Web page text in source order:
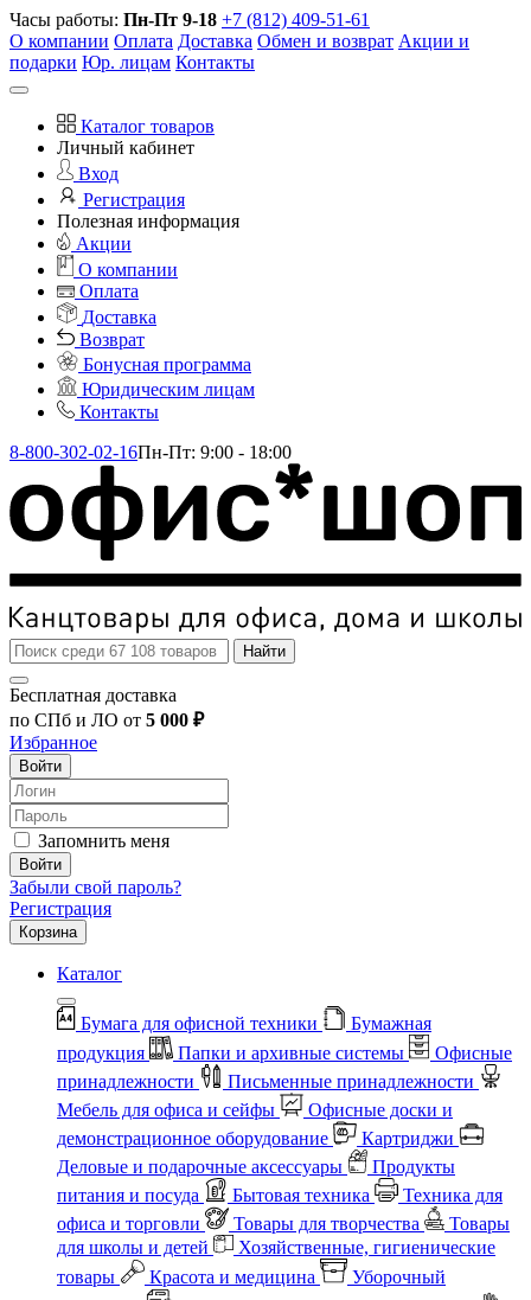
Часы работы: Пн-Пт 9-18 +7 (812) 409-51-61
О компании Оплата Доставка Обмен и возврат Акции и
подарки Юр. лицам Контакты
Каталог товаров
Личный кабинет
Вход
Регистрация
Полезная информация
Акции
О компании
Оплата
Доставка
Возврат
Бонусная программа
Юридическим лицам
Контакты
8-800-302-02-16Пн-Пт: 9:00 - 18:00
Найти
Бесплатная доставка
по СПб и ЛО от 5 000 ₽
Избранное
Войти
Запомнить меня
Войти
Забыли свой пароль?
Регистрация
Корзина
Каталог
Бумага для офисной техники
Бумажная
продукция
Папки и архивные системы
Офисные
принадлежности
Письменные принадлежности
Мебель для офиса и сейфы
Офисные доски и
демонстрационное оборудование
Картриджи
Деловые и подарочные аксессуары
Продукты
питания и посуда
Бытовая техника
Техника для
офиса и торговли
Товары для творчества
Товары
для школы и детей
Хозяйственные, гигиенические
товары
Красота и медицина
Уборочный